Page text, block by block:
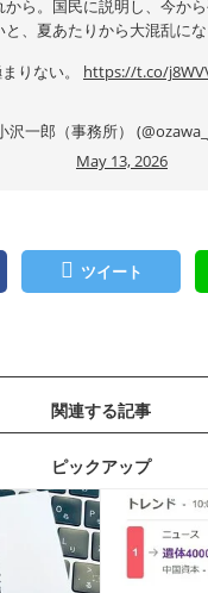
から。国民に説明し、今か
と、夏あたりから大混乱に
りない。 https://t.co/
沢一郎（事務所）
May 13, 2026
ツイート
関連する記事
ピックアップ
記事を読む